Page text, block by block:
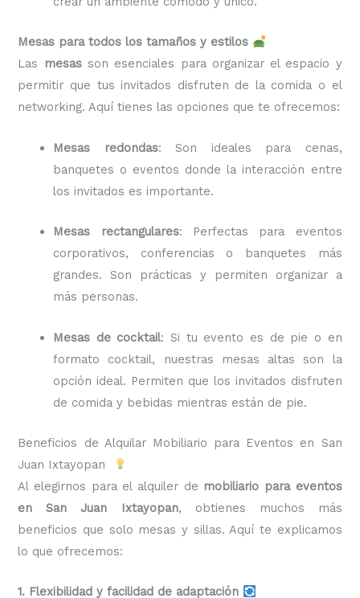
Mesas para todos los tamaños y estilos
Las
mesasson esenciales para organizar el espacio y
permitir que tus invitados disfruten de la comida o el
networking. Aquí tienes las opciones que te ofrecemos:
Mesas redondas: Son ideales para cenas,
banquetes o eventos donde la interacción entre
los invitados es importante.
Mesas rectangulares: Perfectas para eventos
corporativos, conferencias o banquetes más
grandes. Son prácticas y permiten organizar a
más personas.
Mesas de cocktail: Si tu evento es de pie o en
formato cocktail, nuestras mesas altas son la
opción ideal. Permiten que los invitados disfruten
de comida y bebidas mientras están de pie.
Beneficios de Alquilar Mobiliario para Eventos en San
Juan Ixtayopan
Al elegirnos para el alquiler de mobiliario para eventos
en San Juan Ixtayopan, obtienes muchos más
beneficios que solo mesas y sillas. Aquí te explicamos
lo que ofrecemos:
1. Flexibilidad y facilidad de adaptación